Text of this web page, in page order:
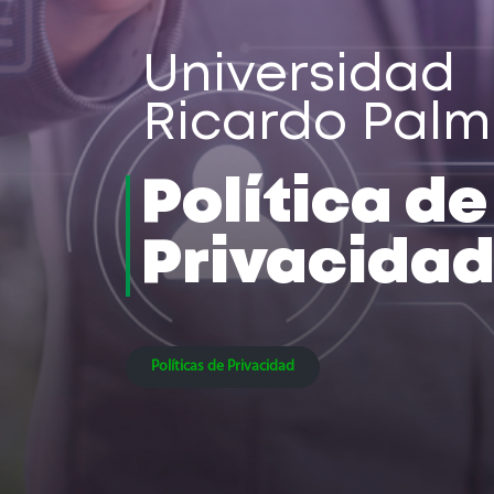
Universidad
Ricardo
Política de
Privacidad
Políticas de Privacidad